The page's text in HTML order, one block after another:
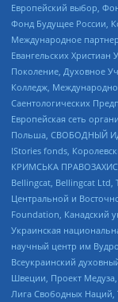
Европейский выбор,
Фонд Будущее России,
Международное
Евангельских
Поколение, Духовное
Колледж,
Саентологических
Европейская сеть
Польша, СВОБОДНЫЙ
IStories fonds,
КРИМСЬКА
Bellingcat, Bellingcat Ltd,
Центральной и
Foundation, Канадский
Украинская
научный центр им
Всеукраинский
Швеции, Проект
Лига Свободных